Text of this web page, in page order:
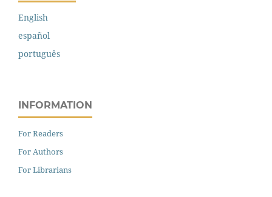
English
español
português
INFORMATION
For Readers
For Authors
For Librarians